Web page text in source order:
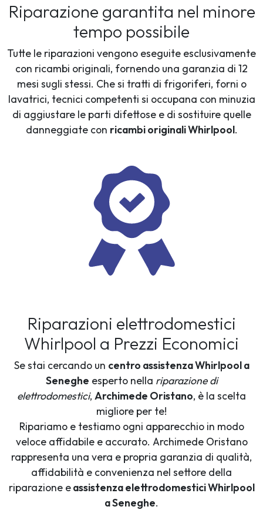
Riparazione garantita nel minore
tempo possibile
Tutte le riparazioni vengono eseguite esclusivamente
con ricambi originali, fornendo una garanzia di 12
mesi sugli stessi. Che si tratti di frigoriferi, forni o
lavatrici, tecnici competenti si occupana con minuzia
di aggiustare le parti difettose e di sostituire quelle
danneggiate con ricambi originali Whirlpool.
Riparazioni elettrodomestici
Whirlpool a Prezzi Economici
Se stai cercando un centro assistenza Whirlpool a
Seneghe esperto nella riparazione di
elettrodomestici, Archimede Oristano, è la scelta
migliore per te!
Ripariamo e testiamo ogni apparecchio in modo
veloce affidabile e accurato. Archimede Oristano
rappresenta una vera e propria garanzia di qualità,
affidabilità e convenienza nel settore della
riparazione eassistenza elettrodomestici Whirlpool
a Seneghe.